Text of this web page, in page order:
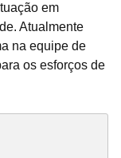
em
Atualmente
na equipe de
os esforços de